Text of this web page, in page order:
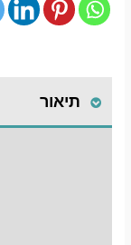
מגנטיים
Volkswagen
Caddy
תיאור